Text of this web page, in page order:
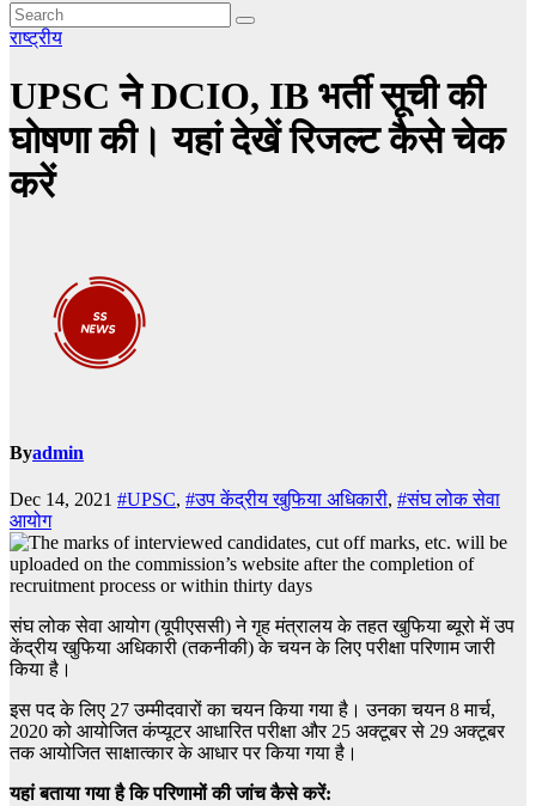
राष्ट्रीय
UPSC ने DCIO, IB भर्ती सूची की
घोषणा की। यहां देखें रिजल्ट कैसे चेक
करें
Byadmin
Dec 14, 2021 #UPSC, #उप केंद्रीय खुफिया अधिकारी, #संघ लोक सेवा
आयोग
संघ लोक सेवा आयोग (यूपीएससी) ने गृह मंत्रालय के तहत खुफिया ब्यूरो में उप
केंद्रीय खुफिया अधिकारी (तकनीकी) के चयन के लिए परीक्षा परिणाम जारी
किया है।
इस पद के लिए 27 उम्मीदवारों का चयन किया गया है। उनका चयन 8 मार्च,
2020 को आयोजित कंप्यूटर आधारित परीक्षा और 25 अक्टूबर से 29 अक्टूबर
तक आयोजित साक्षात्कार के आधार पर किया गया है।
यहां बताया गया है कि परिणामों की जांच कैसे करें: